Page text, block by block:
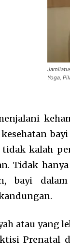
Yoga,
kalah
Tidak
bayi
atau yang
Prenatal